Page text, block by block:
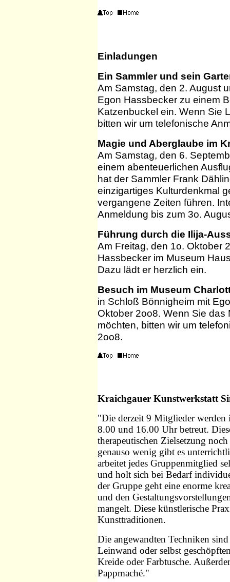
Einladungen
Ein Sammler und sein
Am Samstag, den 2. August
Egon Hassbecker zu einem
Katzenbuckel ein. Wenn Sie
bitten wir um telefonische
Magie und Aberglaube im
Am Samstag, den 6.
einem abenteuerlichen
hat der Sammler Frank
einzigartiges Kulturdenkmal
vergangene Zeiten führen.
Anmeldung bis zum 3o.
Führung durch die Ilija-
Am Freitag, den 1o. Oktober
Hassbecker im Museum
Dazu lädt er herzlich ein.
Besuch im Museum
in Schloß Bönnigheim mit
Oktober 2oo8. Wenn Sie
möchten, bitten wir um
2oo8.
Kraichgauer Kunstwerkstatt
"Die derzeit 9 Mitglieder werden
8.00 und 16.00 Uhr betreut.
therapeutischen Zielsetzung
genauso wenig gibt es
arbeitet jedes Gruppenmitglied
und holt sich bei Bedarf
der Gruppe geht eine enorme
und den
mangelt. Diese künstlerische
Kunsttraditionen.
Die angewandten Techniken
Leinwand oder selbst
Kreide oder Farbtusche.
Pappmaché."